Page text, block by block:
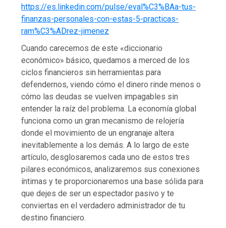
https://es.linkedin.com/pulse/eval%C3%BAa-tus-
finanzas-personales-con-estas-5-practicas-
ram%C3%ADrez-jimenez
Cuando carecemos de este «diccionario
económico» básico, quedamos a merced de los
ciclos financieros sin herramientas para
defendernos, viendo cómo el dinero rinde menos o
cómo las deudas se vuelven impagables sin
entender la raíz del problema. La economía global
funciona como un gran mecanismo de relojería
donde el movimiento de un engranaje altera
inevitablemente a los demás. A lo largo de este
artículo, desglosaremos cada uno de estos tres
pilares económicos, analizaremos sus conexiones
íntimas y te proporcionaremos una base sólida para
que dejes de ser un espectador pasivo y te
conviertas en el verdadero administrador de tu
destino financiero.